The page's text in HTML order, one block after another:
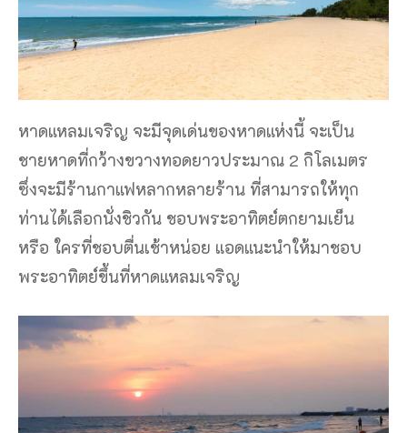
หาดแหลมเจริญ จะมีจุดเด่นของหาดแห่งนี้ จะเป็น
ชายหาดที่กว้างขวางทอดยาวประมาณ 2 กิโลเมตร
ซึ่งจะมีร้านกาแฟหลากหลายร้าน ที่สามารถให้ทุก
ท่านได้เลือกนั่งชิวกัน ชอบพระอาทิตย์ตกยามเย็น
หรือ ใครที่ชอบตื่นเช้าหน่อย แอดแนะนำให้มาชอบ
พระอาทิตย์ขึ้นที่หาดแหลมเจริญ